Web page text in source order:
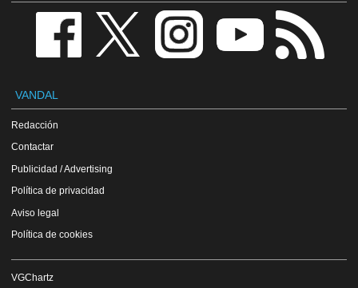
VANDAL
Redacción
Contactar
Publicidad / Advertising
Política de privacidad
Aviso legal
Política de cookies
VGChartz